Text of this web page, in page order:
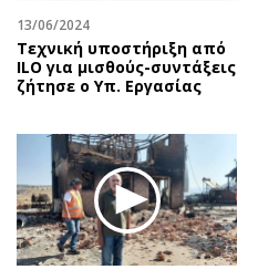
13/06/2024
Τεχνική υποστήριξη από
ILO για μισθούς-συντάξεις
ζήτησε ο Υπ. Εργασίας